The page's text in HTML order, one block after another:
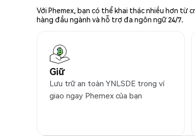
Với Phemex, bạn có thể khai thác nhiều hơn
hàng đầu ngành và hỗ trợ đa ngôn ngữ 24/7.
Giữ
Lưu trữ an toàn YNLSDE trong ví
giao ngay Phemex của bạn